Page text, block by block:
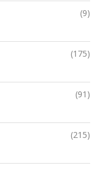
(9)
(175)
(91)
(215)